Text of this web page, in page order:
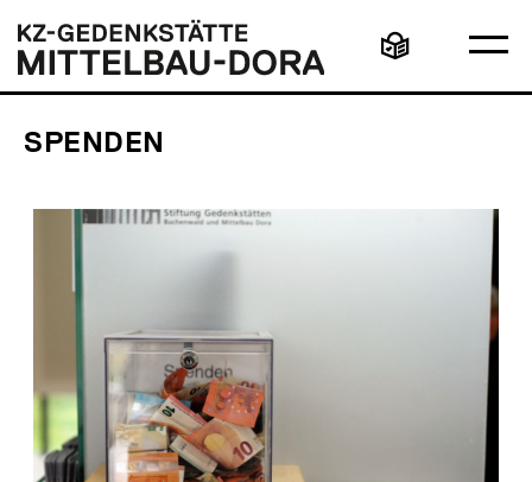
zum
Inhalt
KZ-
Gedenkstätte
Mittelbau-
Leichte
Sprache
SPENDEN